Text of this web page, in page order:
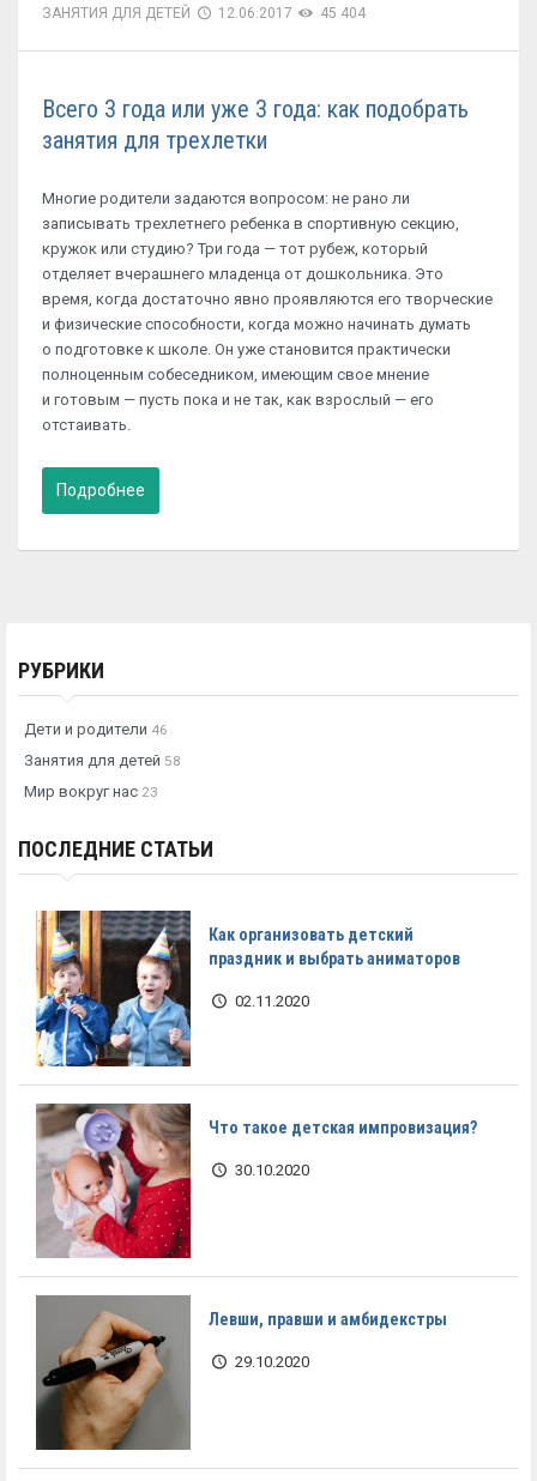
ЗАНЯТИЯ ДЛЯ ДЕТЕЙ 12.06.2017 45 404
Всего 3 года или уже 3 года: как подобрать
занятия для трехлетки
Многие родители задаются вопросом: не рано ли
записывать трехлетнего ребенка в спортивную секцию,
кружок или студию? Три года — тот рубеж, который
отделяет вчерашнего младенца от дошкольника. Это
время, когда достаточно явно проявляются его творческие
и физические способности, когда можно начинать думать
о подготовке к школе. Он уже становится практически
полноценным собеседником, имеющим свое мнение
и готовым — пусть пока и не так, как взрослый — его
отстаивать.
Подробнее
РУБРИКИ
Дети и родители 46
Занятия для детей 58
Мир вокруг нас 23
ПОСЛЕДНИЕ СТАТЬИ
Как организовать детский
праздник и выбрать аниматоров
02.11.2020
Что такое детская импровизация?
30.10.2020
Левши, правши и амбидекстры
29.10.2020